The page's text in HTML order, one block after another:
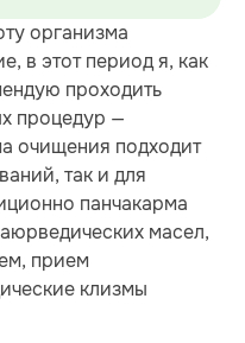
организма
в этот период я, как
проходить
процедур —
очищения подходит
так и для
панчакарма
масел,
прием
клизмы